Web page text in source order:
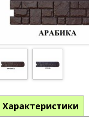
Характеристики